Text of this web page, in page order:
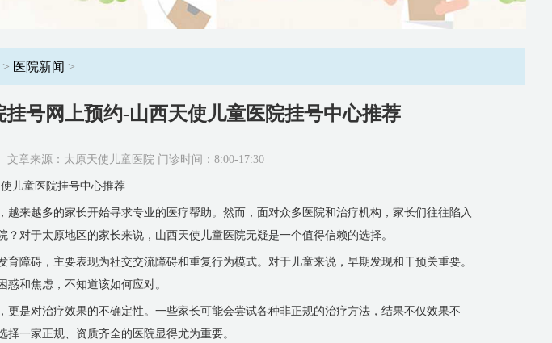
> 医院新闻 >
挂号网上预约-山西天使儿童医院挂号中心推荐
文章来源：太原天使儿童医院 门诊时间：8:00-17:30
儿童医院挂号中心推荐
越来越多的家长开始寻求专业的医疗帮助。然而，面对众多医院和治疗机构，家长们往往陷入
对于太原地区的家长来说，山西天使儿童医院无疑是一个值得信赖的选择。
障碍，主要表现为社交交流障碍和重复行为模式。对于儿童来说，早期发现和干预关重要。
和焦虑，不知道该如何应对。
更是对治疗效果的不确定性。一些家长可能会尝试各种非正规的治疗方法，结果不仅效果不
一家正规、资质齐全的医院显得尤为重要。